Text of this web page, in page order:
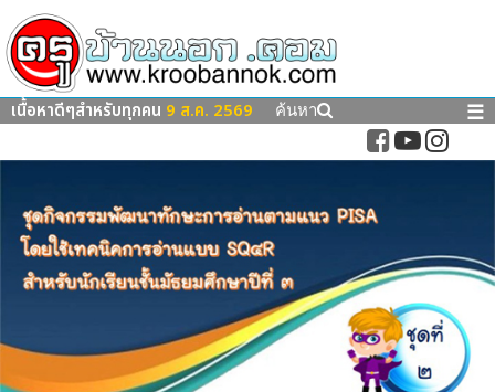
เนื้อหาดีๆสำหรับทุกคน 9 ส.ค. 2569 ค้นหา ☰